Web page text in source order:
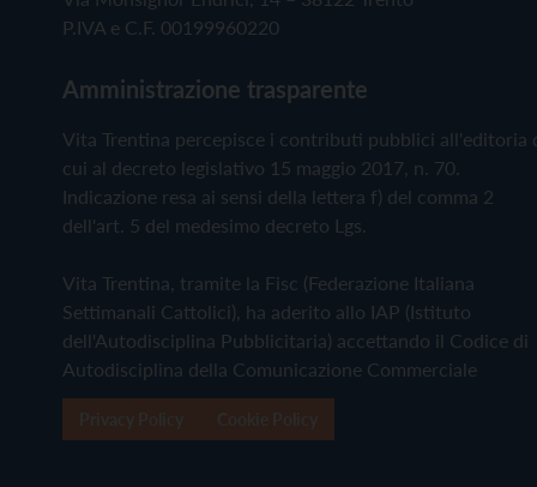
P.IVA e C.F. 00199960220
Amministrazione trasparente
Vita Trentina percepisce i contributi pubblici all'editoria
cui al decreto legislativo 15 maggio 2017, n. 70.
Indicazione resa ai sensi della lettera f) del comma 2
dell'art. 5 del medesimo decreto Lgs.
Vita Trentina, tramite la Fisc (Federazione Italiana
Settimanali Cattolici), ha aderito allo IAP (Istituto
dell'Autodisciplina Pubblicitaria) accettando il Codice di
Autodisciplina della Comunicazione Commerciale